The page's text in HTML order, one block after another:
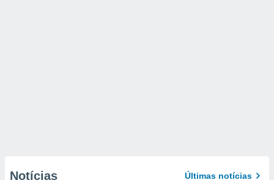
Notícias Últimas notícias